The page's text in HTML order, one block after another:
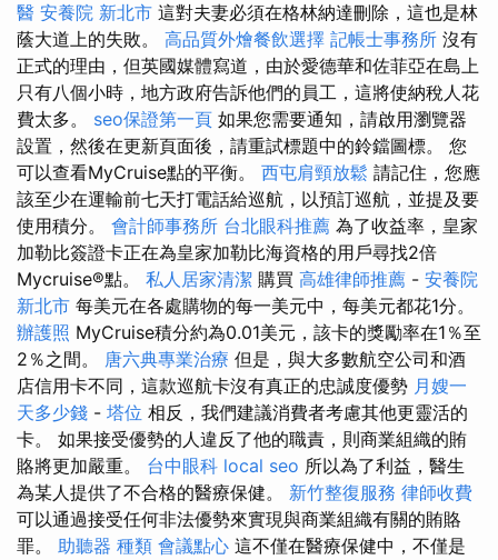
醫 安養院 新北市 這對夫妻必須在格林納達刪除，這也是林
蔭大道上的失敗。 高品質外燴餐飲選擇 記帳士事務所 沒有
正式的理由，但英國媒體寫道，由於愛德華和佐菲亞在島上
只有八個小時，地方政府告訴他們的員工，這將使納稅人花
費太多。 seo保證第一頁 如果您需要通知，請啟用瀏覽器
設置，然後在更新頁面後，請重試標題中的鈴鐺圖標。 您
可以查看MyCruise點的平衡。 西屯肩頸放鬆 請記住，您應
該至少在運輸前七天打電話給巡航，以預訂巡航，並提及要
使用積分。 會計師事務所 台北眼科推薦 為了收益率，皇家
加勒比簽證卡正在為皇家加勒比海資格的用戶尋找2倍
Mycruise®點。 私人居家清潔 購買 高雄律師推薦 - 安養院
新北市 每美元在各處購物的每一美元中，每美元都花1分。
辦護照 MyCruise積分約為0.01美元，該卡的獎勵率在1％至
2％之間。 唐六典專業治療 但是，與大多數航空公司和酒
店信用卡不同，這款巡航卡沒有真正的忠誠度優勢 月嫂一
天多少錢 - 塔位 相反，我們建議消費者考慮其他更靈活的
卡。 如果接受優勢的人違反了他的職責，則商業組織的賄
賂將更加嚴重。 台中眼科 local seo 所以為了利益，醫生
為某人提供了不合格的醫療保健。 新竹整復服務 律師收費
可以通過接受任何非法優勢來實現與商業組織有關的賄賂
罪。 助聽器 種類 會議點心 這不僅在醫療保健中，不僅是